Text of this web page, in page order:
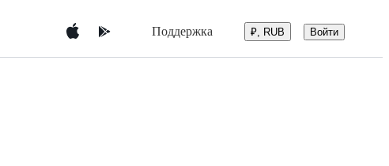
Поддержка ₽, RUB Войти